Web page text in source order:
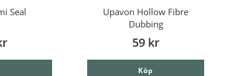
Seal
Upavon Hollow Fibre
Dubbing
59 kr
Köp